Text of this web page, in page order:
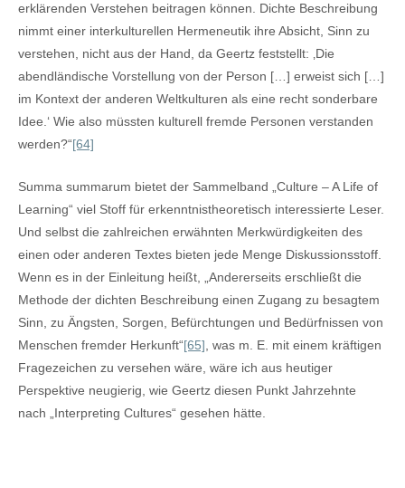
erklärenden Verstehen beitragen können. Dichte Beschreibung
nimmt einer interkulturellen Hermeneutik ihre Absicht, Sinn zu
verstehen, nicht aus der Hand, da Geertz feststellt: ‚Die
abendländische Vorstellung von der Person […] erweist sich […]
im Kontext der anderen Weltkulturen als eine recht sonderbare
Idee.‘ Wie also müssten kulturell fremde Personen verstanden
werden?“[64]
Summa summarum bietet der Sammelband „Culture – A Life of
Learning“ viel Stoff für erkenntnistheoretisch interessierte Leser.
Und selbst die zahlreichen erwähnten Merkwürdigkeiten des
einen oder anderen Textes bieten jede Menge Diskussionsstoff.
Wenn es in der Einleitung heißt, „Andererseits erschließt die
Methode der dichten Beschreibung einen Zugang zu besagtem
Sinn, zu Ängsten, Sorgen, Befürchtungen und Bedürfnissen von
Menschen fremder Herkunft“[65] , was m. E. mit einem kräftigen
Fragezeichen zu versehen wäre, wäre ich aus heutiger
Perspektive neugierig, wie Geertz diesen Punkt Jahrzehnte
nach „Interpreting Cultures“ gesehen hätte.